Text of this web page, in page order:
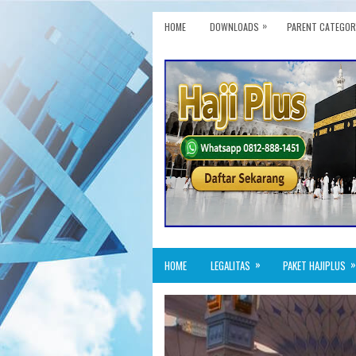
HOME DOWNLOADS » PARENT
HOME LEGALITAS » PAKET HAJIPLUS »